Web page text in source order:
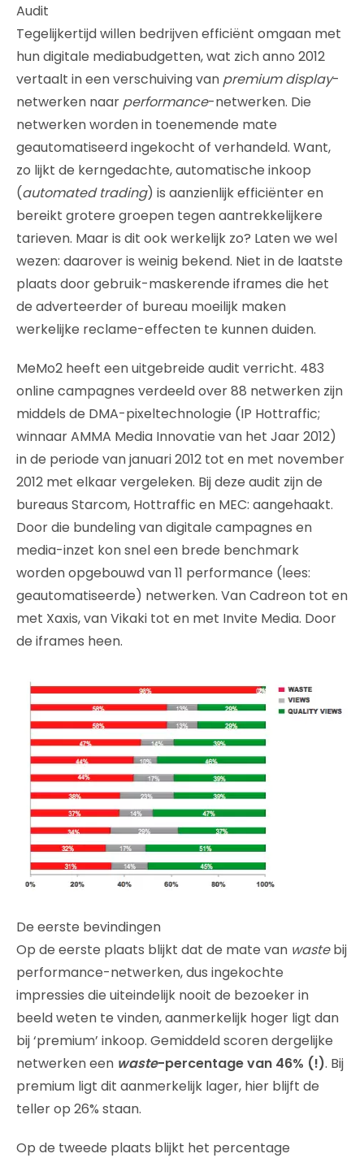
Audit
Tegelijkertijd willen bedrijven efficiënt omgaan met
hun digitale mediabudgetten, wat zich anno 2012
vertaalt in een verschuiving van premium display-
netwerken naar performance-netwerken. Die
netwerken worden in toenemende mate
geautomatiseerd ingekocht of verhandeld. Want,
zo lijkt de kerngedachte, automatische inkoop
(automated trading) is aanzienlijk efficiënter en
bereikt grotere groepen tegen aantrekkelijkere
tarieven. Maar is dit ook werkelijk zo? Laten we wel
wezen: daarover is weinig bekend. Niet in de laatste
plaats door gebruik-maskerende iframes die het
de adverteerder of bureau moeilijk maken
werkelijke reclame-effecten te kunnen duiden.
MeMo2 heeft een uitgebreide audit verricht. 483
online campagnes verdeeld over 88 netwerken zijn
middels de DMA-pixeltechnologie (IP Hottraffic;
winnaar AMMA Media Innovatie van het Jaar 2012)
in de periode van januari 2012 tot en met november
2012 met elkaar vergeleken. Bij deze audit zijn de
bureaus Starcom, Hottraffic en MEC: aangehaakt.
Door die bundeling van digitale campagnes en
media-inzet kon snel een brede benchmark
worden opgebouwd van 11 performance (lees:
geautomatiseerde) netwerken. Van Cadreon tot en
met Xaxis, van Vikaki tot en met Invite Media. Door
de iframes heen.
De eerste bevindingen
Op de eerste plaats blijkt dat de mate van wastebij
performance-netwerken, dus ingekochte
impressies die uiteindelijk nooit de bezoeker in
beeld weten te vinden, aanmerkelijk hoger ligt dan
bij ‘premium’ inkoop. Gemiddeld scoren dergelijke
netwerken een waste-percentage van 46% (!). Bij
premium ligt dit aanmerkelijk lager, hier blijft de
teller op 26% staan.
Op de tweede plaats blijkt het percentage